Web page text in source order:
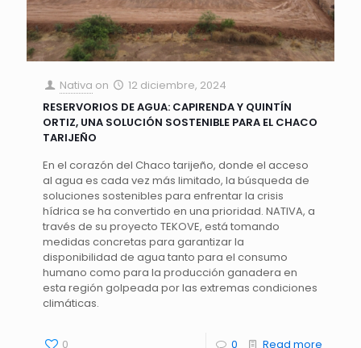
Nativa on
12 diciembre, 2024
RESERVORIOS DE AGUA: CAPIRENDA Y QUINTÍN
ORTIZ, UNA SOLUCIÓN SOSTENIBLE PARA EL CHACO
TARIJEÑO
En el corazón del Chaco tarijeño, donde el acceso
al agua es cada vez más limitado, la búsqueda de
soluciones sostenibles para enfrentar la crisis
hídrica se ha convertido en una prioridad. NATIVA, a
través de su proyecto TEKOVE, está tomando
medidas concretas para garantizar la
disponibilidad de agua tanto para el consumo
humano como para la producción ganadera en
esta región golpeada por las extremas condiciones
climáticas.
0 0 Read more